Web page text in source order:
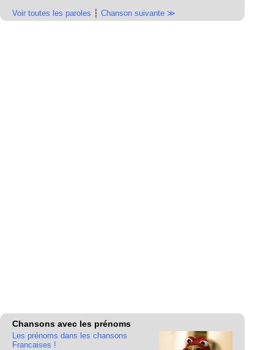
Voir toutes les paroles ┆ Chanson suivante ≫
Chansons avec les prénoms
Les prénoms dans les chansons
Francaises !